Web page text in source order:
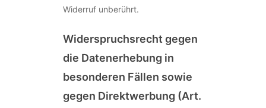
Widerruf unberührt.
Widerspruchsrecht gegen
die Datenerhebung in
besonderen Fällen sowie
gegen Direktwerbung (Art.